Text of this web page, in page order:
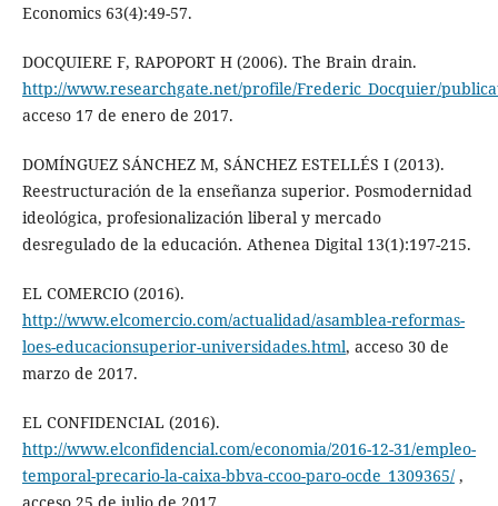
Economics 63(4):49-57.
DOCQUIERE F, RAPOPORT H (2006). The Brain drain.
http://www.researchgate.net/profile/Frederic_Docquier/
acceso 17 de enero de 2017.
DOMÍNGUEZ SÁNCHEZ M, SÁNCHEZ ESTELLÉS I (2013).
Reestructuración de la enseñanza superior. Posmodernidad
ideológica, profesionalización liberal y mercado
desregulado de la educación. Athenea Digital 13(1):197-215.
EL COMERCIO (2016).
http://www.elcomercio.com/actualidad/asamblea-reformas-
loes-educacionsuperior-universidades.html, acceso 30 de
marzo de 2017.
EL CONFIDENCIAL (2016).
http://www.elconfidencial.com/economia/2016-12-31/empleo-
temporal-precario-la-caixa-bbva-ccoo-paro-ocde_1309365/,